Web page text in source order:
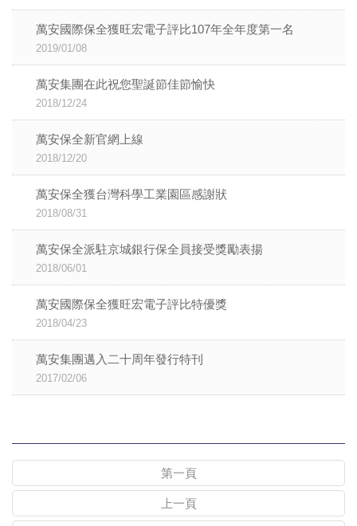
萬安國際保全獲旺宏電子評比107年全年度第一名
2019/01/08
萬安集團在此祝您聖誕節佳節愉快
2018/12/24
萬安保全新官網上線
2018/12/20
萬安保全獲台灣科學工業園區感謝狀
2018/08/31
萬安保全派駐京城銀行保全員接受獎勵表揚
2018/06/01
萬安國際保全獲旺宏電子評比特優獎
2018/04/23
萬安集團邁入二十周年發行特刊
2017/02/06
第一頁
上一頁